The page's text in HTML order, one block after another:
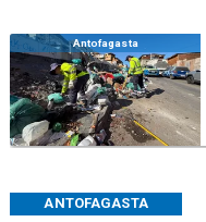
ANTOFAGASTA
Salud